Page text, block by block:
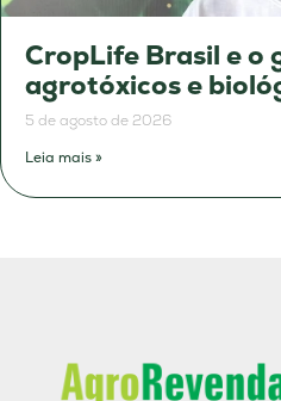
CropLife Brasil e o
agrotóxicos e
5 de agosto de 2026
Leia mais »